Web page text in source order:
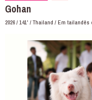
Gohan
2026 / 141' / Thailand / Em